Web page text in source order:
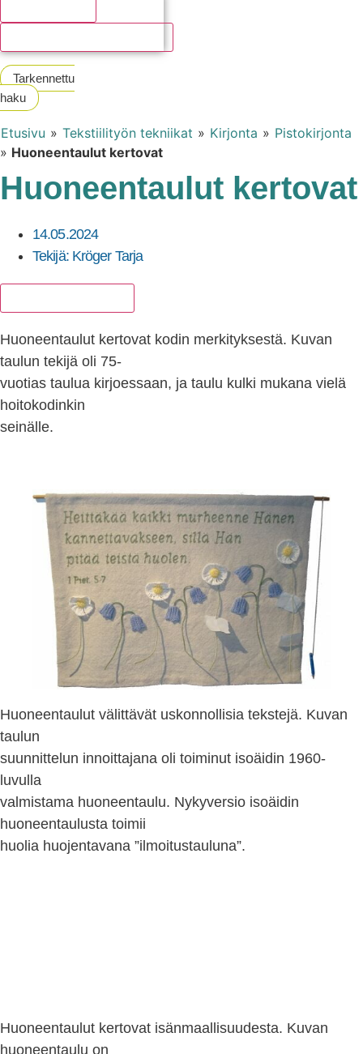
Tarkennettu
haku
Etusivu » Tekstiilityön tekniikat » Kirjonta » Pistokirjonta
» Huoneentaulut kertovat
Huoneentaulut kertovat
14.05.2024
Tekijä:Kröger Tarja
Huoneentaulut kertovat kodin merkityksestä. Kuvan
taulun tekijä oli 75-
vuotias taulua kirjoessaan, ja taulu kulki mukana vielä
hoitokodinkin
seinälle.
Huoneentaulut välittävät uskonnollisia tekstejä. Kuvan
taulun
suunnittelun innoittajana oli toiminut isoäidin 1960-
luvulla
valmistama huoneentaulu. Nykyversio isoäidin
huoneentaulusta toimii
huolia huojentavana ”ilmoitustauluna”.
Huoneentaulut kertovat isänmaallisuudesta. Kuvan
huoneentaulu on